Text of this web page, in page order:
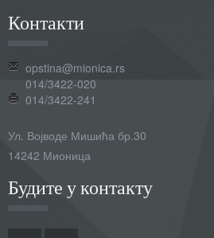
Контакти
opstina@mionica.rs
014/3422-020
014/3422-241
Ул. Војводе Мишића бр.30
14242 Мионица
Будите у контакту